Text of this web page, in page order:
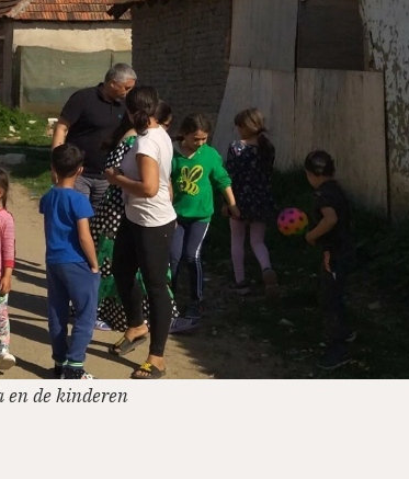
en de kinderen